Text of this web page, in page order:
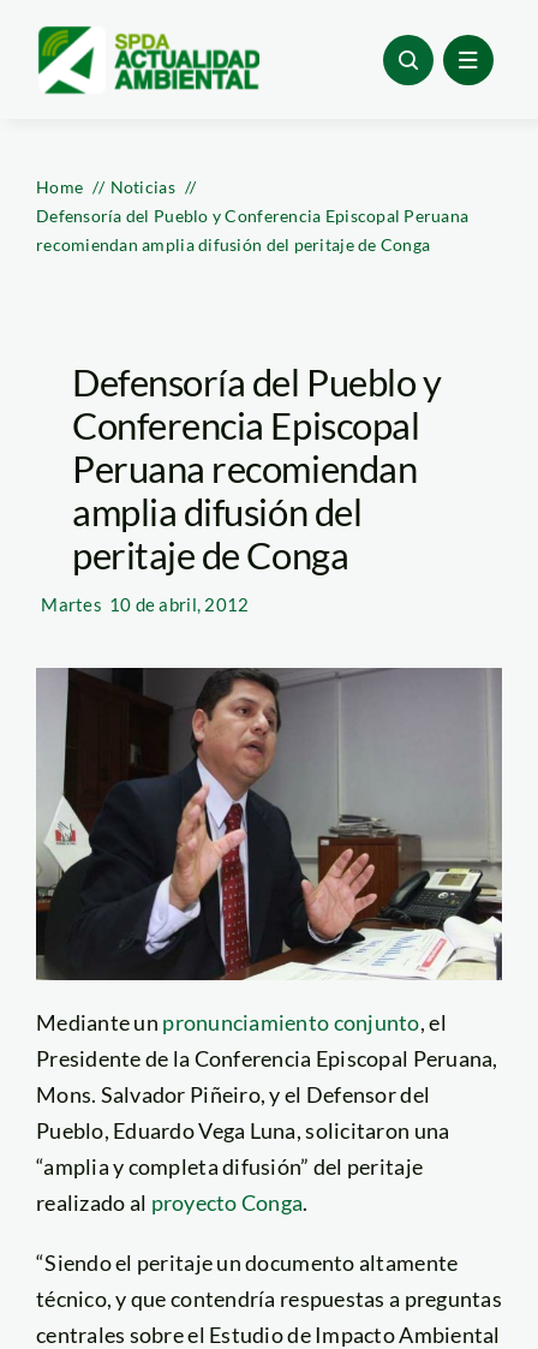
content
Home
Noticias
Defensoría del Pueblo y Conferencia Episcopal Peruana
recomiendan amplia difusión del peritaje de Conga
Defensoría del Pueblo y
Conferencia Episcopal
Peruana recomiendan
amplia difusión del
peritaje de Conga
Martes 10 de abril, 2012
Mediante un pronunciamiento conjunto, el
Presidente de la Conferencia Episcopal Peruana,
Mons. Salvador Piñeiro, y el Defensor del
Pueblo, Eduardo Vega Luna, solicitaron una
“amplia y completa difusión” del peritaje
realizado al proyecto Conga.
“Siendo el peritaje un documento altamente
técnico, y que contendría respuestas a preguntas
centrales sobre el Estudio de Impacto Ambiental